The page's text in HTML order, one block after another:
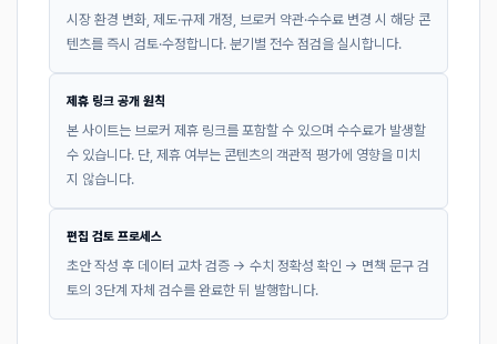
시장 환경 변화, 제도·규제 개정, 브로커 약관·수수료 변경 시 해당 콘
텐츠를 즉시 검토·수정합니다. 분기별 전수 점검을 실시합니다.
제휴 링크 공개 원칙
본 사이트는 브로커 제휴 링크를 포함할 수 있으며 수수료가 발생할
수 있습니다. 단, 제휴 여부는 콘텐츠의 객관적 평가에 영향을 미치
지 않습니다.
편집 검토 프로세스
초안 작성 후 데이터 교차 검증 → 수치 정확성 확인 → 면책 문구 검
토의 3단계 자체 검수를 완료한 뒤 발행합니다.